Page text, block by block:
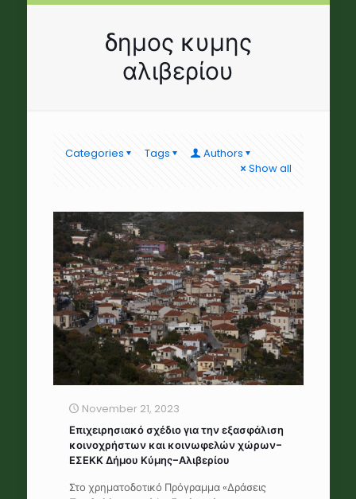
δημος κυμης
αλιβερίου
Categories Tags
Authors
Show all
November 21, 2023
Επιχειρησιακό σχέδιο για την εξασφάλιση
κοινοχρήστων και κοινωφελών χώρων-
ΕΣΕΚΚ Δήμου Κύμης-Αλιβερίου
Στο χρηματοδοτικό Πρόγραμμα «Δράσεις